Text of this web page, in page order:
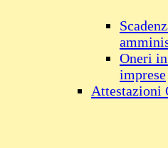
Oneri
imprese
Attestazioni